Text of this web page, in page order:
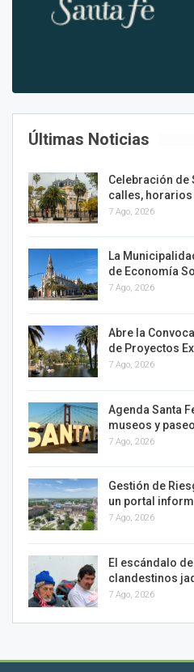
Últimas Noticias
Celebración de
calles,
7 Ago, 2026
La
de Economía
7 Ago, 2026
Abre la
de Proyectos
7 Ago, 2026
Agenda Santa
museos y
7 Ago, 2026
Gestión de
un portal
7 Ago, 2026
El escándalo
clandestinos
7 Ago, 2026